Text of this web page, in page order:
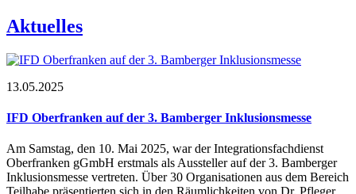
Aktuelles
13.05.2025
IFD Oberfranken auf der 3. Bamberger Inklusionsmesse
Am Samstag, den 10. Mai 2025, war der Integrationsfachdienst
Oberfranken gGmbH erstmals als Aussteller auf der 3. Bamberger
Inklusionsmesse vertreten. Über 30 Organisationen aus dem Bereich